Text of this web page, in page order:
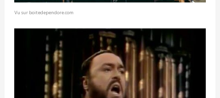
Vu sur boitedependore.com